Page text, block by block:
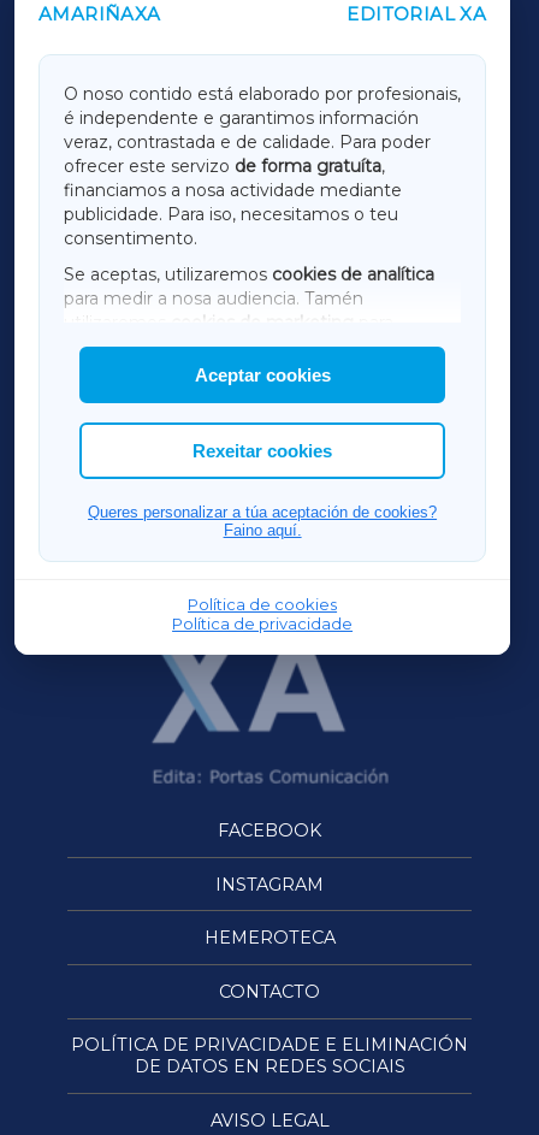
AMARIÑAXA EDITORIAL XA
O noso contido está elaborado por profesionais,
é independente e garantimos información
veraz, contrastada e de calidade. Para poder
ofrecer este servizo de forma gratuíta,
financiamos a nosa actividade mediante
publicidade. Para iso, necesitamos o teu
consentimento.
Se aceptas, utilizaremos cookies de analítica
para medir a nosa audiencia. Tamén
utilizaremos
cookies de marketing
mostrar publicidade de terceiros.
Así mesmo, podes personalizar a elección das
cookies que desexas permitir.
Aceptar cookies
Rexeitar cookies
Queres personalizar a túa aceptación de cookies?
Faino aquí.
Política de cookies
Política de privacidade
OUTROS PERIÓDICOS
LUGOXA
TERRACHAXA
AMARIÑAXA
RIBEIRASACRAXA
ACORUÑAXA
FERROLXA
OURENSEXA
FACEBOOK
INSTAGRAM
HEMEROTECA
CONTACTO
POLÍTICA DE PRIVACIDADE E ELIMINACIÓN
DE DATOS EN REDES SOCIAIS
AVISO LEGAL